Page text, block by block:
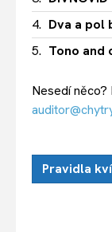
4. Dva a pol
5. Tono and
Nesedí něco?
Pravidla